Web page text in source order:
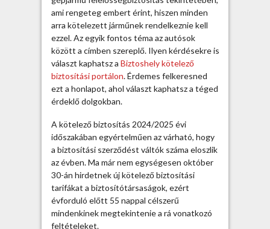
z
ő
b
i
z
t
o
s
í
t
s
a
k
ami rengeteg embert érint, hiszen minden
arra kötelezett járműnek rendelkeznie kell
ezzel. Az egyik fontos téma az autósok
között a címben szereplő. Ilyen kérdésekre is
választ kaphatsz a Biztoshely kötelező
biztosítási portálon. Érdemes felkeresned
ezt a honlapot, ahol választ kaphatsz a téged
érdeklő dolgokban.
A kötelező biztosítás 2024/2025 évi
időszakában egyértelműen az várható, hogy
a biztosítási szerződést váltók száma eloszlik
az évben. Ma már nem egységesen október
30-án hirdetnek új kötelező biztosítási
tarifákat a biztosítótársaságok, ezért
évforduló előtt 55 nappal célszerű
mindenkinek megtekintenie a rá vonatkozó
feltételeket.